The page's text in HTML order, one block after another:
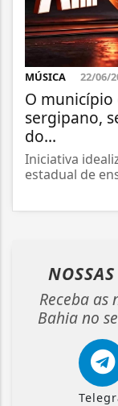
MÚSICA 22/06/
O município
sergipano,
do...
Iniciativa
estadual de
Receba as
Bahia no